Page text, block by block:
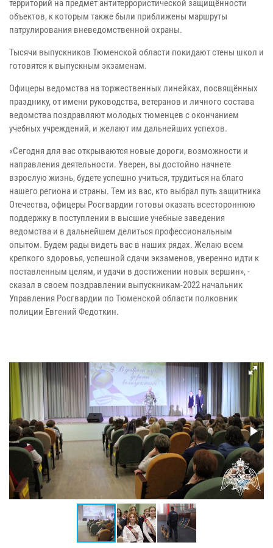
территорий на предмет антитеррористической защищённости
объектов, к которым также были приближены маршруты
патрулирования вневедомственной охраны.
Тысячи выпускников Тюменской области покидают стены школ и
готовятся к выпускным экзаменам.
Офицеры ведомства на торжественных линейках, посвящённых
празднику, от имени руководства, ветеранов и личного состава
ведомства поздравляют молодых тюменцев с окончанием
учебных учреждений, и желают им дальнейших успехов.
«Сегодня для вас открываются новые дороги, возможности и
направления деятельности. Уверен, вы достойно начнете
взрослую жизнь, будете успешно учиться, трудиться на благо
нашего региона и страны. Тем из вас, кто выбрал путь защитника
Отечества, офицеры Росгвардии готовы оказать всестороннюю
поддержку в поступлении в высшие учебные заведения
ведомства и в дальнейшем делиться профессиональным
опытом. Будем рады видеть вас в наших рядах. Желаю всем
крепкого здоровья, успешной сдачи экзаменов, уверенно идти к
поставленным целям, и удачи в достижении новых вершин», -
сказал в своем поздравлении выпускникам-2022 начальник
Управления Росгвардии по Тюменской области полковник
полиции Евгений Федоткин.